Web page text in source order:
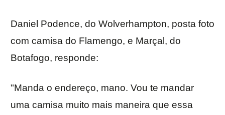
Daniel Podence, do Wolverhampton, posta foto
com camisa do Flamengo, e Marçal, do
Botafogo, responde:
"Manda o endereço, mano. Vou te mandar
uma camisa muito mais maneira que essa